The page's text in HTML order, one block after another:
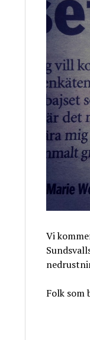
Vi
Folk som